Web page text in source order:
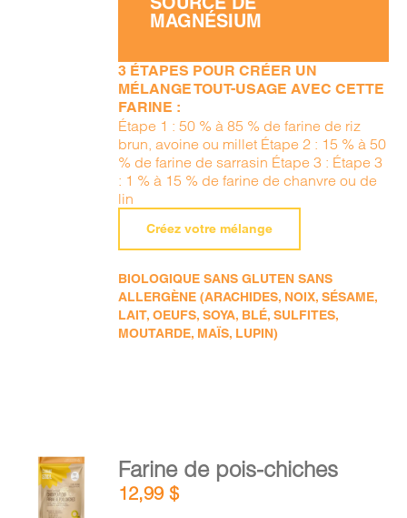
MAGNÉSIUM
3 ÉTAPES POUR CRÉER UN
MÉLANGE TOUT-USAGE AVEC CETTE
FARINE :
Étape 1 : 50 % à 85 % de farine de riz
brun, avoine ou millet Étape 2 : 15 % à 50
% de farine de sarrasin Étape 3 : Étape 3
: 1 % à 15 % de farine de chanvre ou de
lin
Créez votre mélange
BIOLOGIQUE SANS GLUTEN SANS
ALLERGÈNE (ARACHIDES, NOIX, SÉSAME,
LAIT, OEUFS, SOYA, BLÉ, SULFITES,
MOUTARDE, MAÏS, LUPIN)
AJOUTER
AU
PANIER
Farine de pois-chiches
12,99$